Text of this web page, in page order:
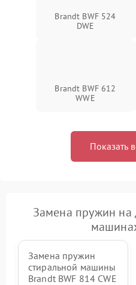
Brandt BWF 524
DWE
Brandt BWF 612
WWE
Показать
Замена пружин на
Замена пружин
стиральной машины
Brandt BWF 814 CWE